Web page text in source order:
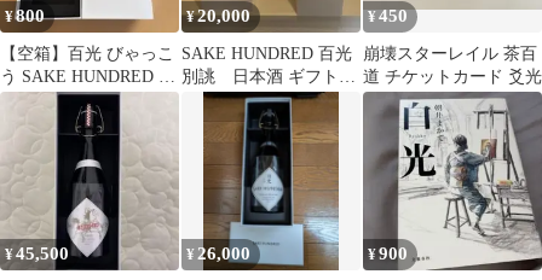
¥800
【空箱】百光 びゃっこ
う SAKE HUNDRED ※
瓶なし
¥20,000
SAKE HUNDRED 百光
別誂 日本酒 ギフトボ
ックス
¥450
崩壊スターレイル 茶百
道 チケットカード 爻光
¥45,500 ¥ 26,000 ¥900